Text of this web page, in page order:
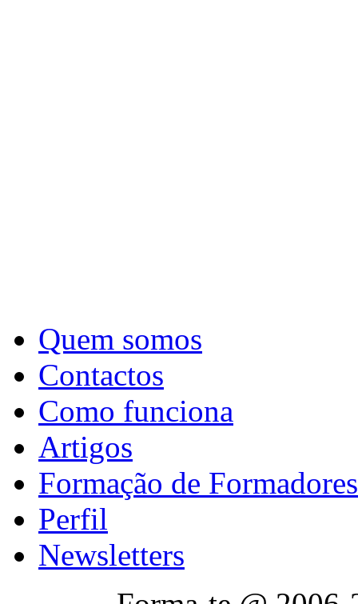
Quem somos
Contactos
Como funciona
Artigos
Formação de Formadores
Perfil
Newsletters